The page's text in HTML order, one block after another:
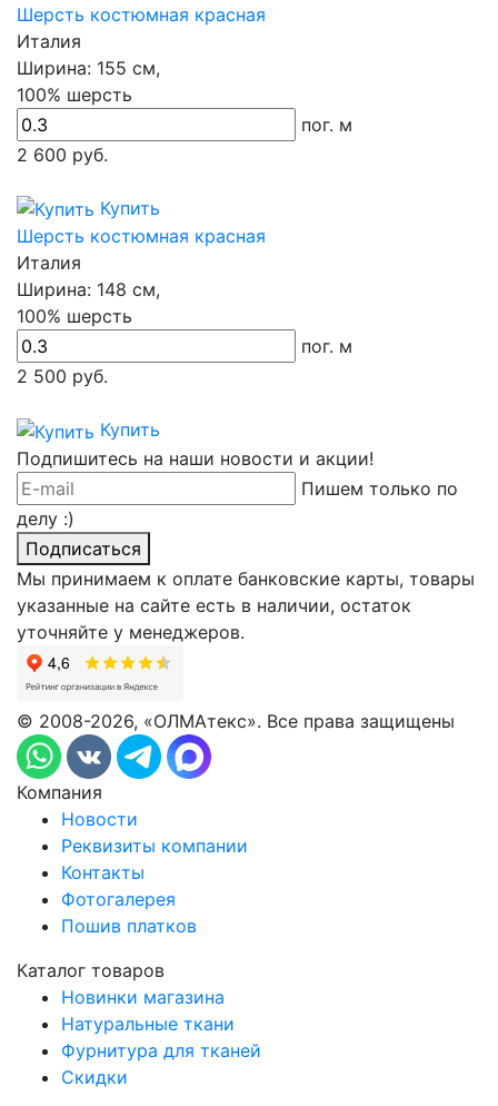
Шерсть костюмная красная
Италия
Ширина: 155 см,
100% шерсть
пог. м
2 600руб.
Купить
Шерсть костюмная красная
Италия
Ширина: 148 см,
100% шерсть
пог. м
2 500руб.
Купить
Подпишитесь на наши новости и акции!
Пишем только по
делу :)
Подписаться
Мы принимаем к оплате банковские карты, товары
указанные на сайте есть в наличии, остаток
уточняйте у менеджеров.
© 2008-2026, «ОЛМАтекс». Все права защищены
Компания
Новости
Реквизиты компании
Контакты
Фотогалерея
Пошив платков
Каталог товаров
Новинки магазина
Натуральные ткани
Фурнитура для тканей
Скидки